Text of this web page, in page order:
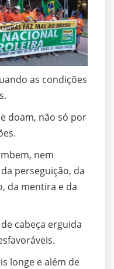
as condições
doam, não só por
nem
perseguição, da
da mentira e da
cabeça erguida
longe e além de